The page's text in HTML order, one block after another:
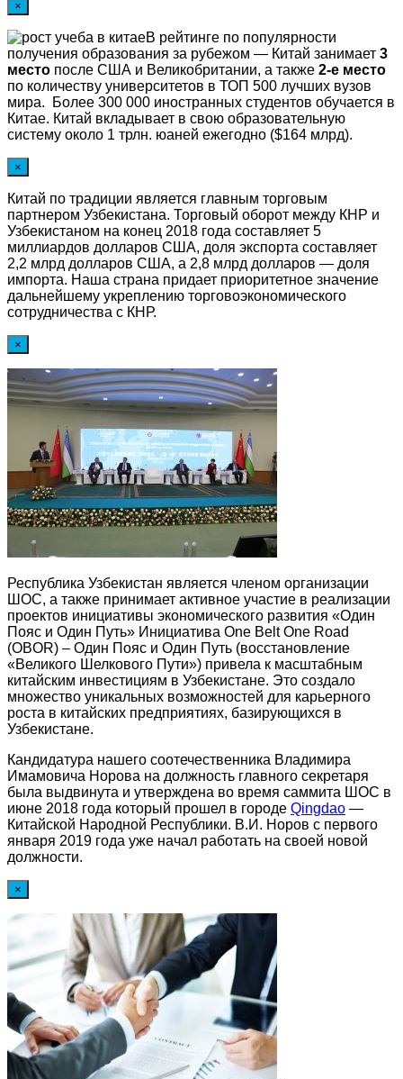
×
В рейтинге по популярности
получения образования за рубежом — Китай занимает 3
место после США и Великобритании, а также 2-е место
по количеству университетов в ТОП 500 лучших вузов
мира. Более 300 000 иностранных студентов обучается в
Китае. Китай вкладывает в свою образовательную
систему около 1 трлн. юаней ежегодно ($164 млрд).
×
Китай по традиции является главным торговым
партнером Узбекистана. Торговый оборот между КНР и
Узбекистаном на конец 2018 года составляет 5
миллиардов долларов США, доля экспорта составляет
2,2 млрд долларов США, а 2,8 млрд долларов — доля
импорта. Наша страна придает приоритетное значение
дальнейшему укреплению торговоэкономического
сотрудничества с КНР.
×
Республика Узбекистан является членом организации
ШОС, а также принимает активное участие в реализации
проектов инициативы экономического развития «Один
Пояс и Один Путь» Инициатива One Belt One Road
(OBOR) – Один Пояс и Один Путь (восстановление
«Великого Шелкового Пути») привела к масштабным
китайским инвестициям в Узбекистане. Это создало
множество уникальных возможностей для карьерного
роста в китайских предприятиях, базирующихся в
Узбекистане.
Кандидатура нашего соотечественника Владимира
Имамовича Норова на должность главного секретаря
была выдвинута и утверждена во время саммита ШОС в
июне 2018 года который прошел в городе Qingdao —
Китайской Народной Республики. В.И. Норов с первого
января 2019 года уже начал работать на своей новой
должности.
×